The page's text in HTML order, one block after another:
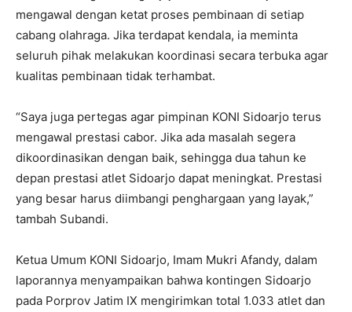
mengawal dengan ketat proses pembinaan di setiap
cabang olahraga. Jika terdapat kendala, ia meminta
seluruh pihak melakukan koordinasi secara terbuka agar
kualitas pembinaan tidak terhambat.
“Saya juga pertegas agar pimpinan KONI Sidoarjo terus
mengawal prestasi cabor. Jika ada masalah segera
dikoordinasikan dengan baik, sehingga dua tahun ke
depan prestasi atlet Sidoarjo dapat meningkat. Prestasi
yang besar harus diimbangi penghargaan yang layak,”
tambah Subandi.
Ketua Umum KONI Sidoarjo, Imam Mukri Afandy, dalam
laporannya menyampaikan bahwa kontingen Sidoarjo
pada Porprov Jatim IX mengirimkan total 1.033 atlet dan